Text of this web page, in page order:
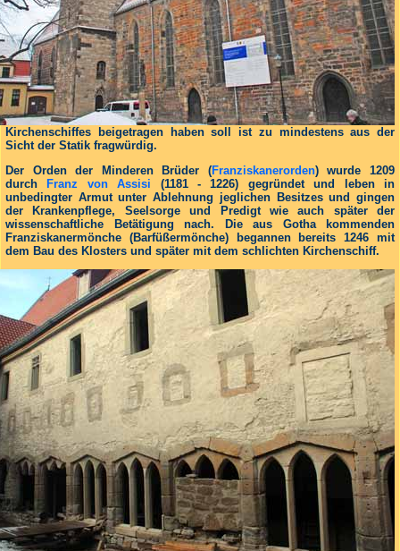
Kirchenschiffes beigetragen haben soll ist zu mindestens aus der
Sicht der Statik fragwürdig.
Der Orden der Minderen Brüder (Franziskanerorden) wurde 1209
durch
Franz von Assisi (1181 - 1226) gegründet und leben in
unbedingter Armut unter Ablehnung jeglichen Besitzes und gingen
der Krankenpflege, Seelsorge und Predigt wie auch später der
wissenschaftliche Betätigung nach. Die aus Gotha kommenden
Franziskanermönche (Barfüßermönche) begannen bereits 1246 mit
dem Bau des Klosters und später mit dem schlichten Kirchenschiff.